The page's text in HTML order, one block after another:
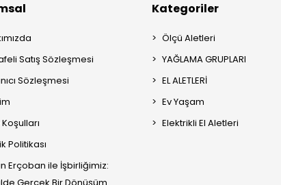
Satış Sözleşmesi
Sözleşmesi
Politikası
Erçoban ile İşbirliğimiz:
Kategoriler
Ölçü Aletleri
YAĞLAMA GRUPLARI
EL ALETLERİ
Ev Yaşam
Elektrikli El Aletleri